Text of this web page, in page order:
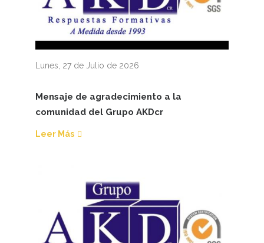
Lunes, 27 de Julio de 2026
Mensaje de agradecimiento a la
comunidad del Grupo AKDcr
Leer Más